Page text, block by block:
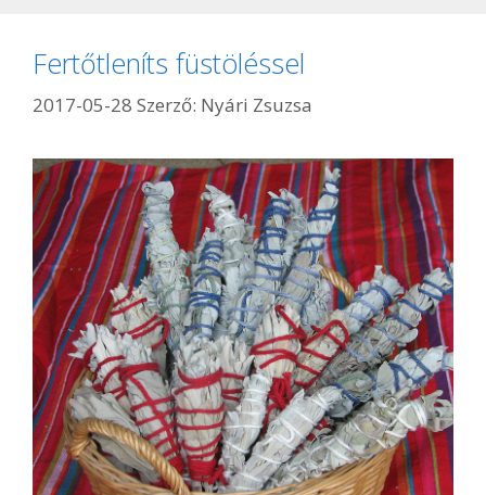
Fertőtleníts füstöléssel
2017-05-28 Szerző: Nyári Zsuzsa